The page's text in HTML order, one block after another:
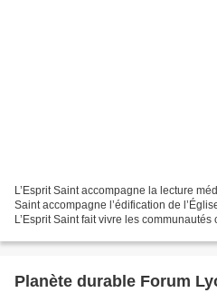
L’Esprit Saint accompagne la lecture
Saint accompagne l’édification de
L’Esprit Saint fait vivre les communautés
Planète durable Forum